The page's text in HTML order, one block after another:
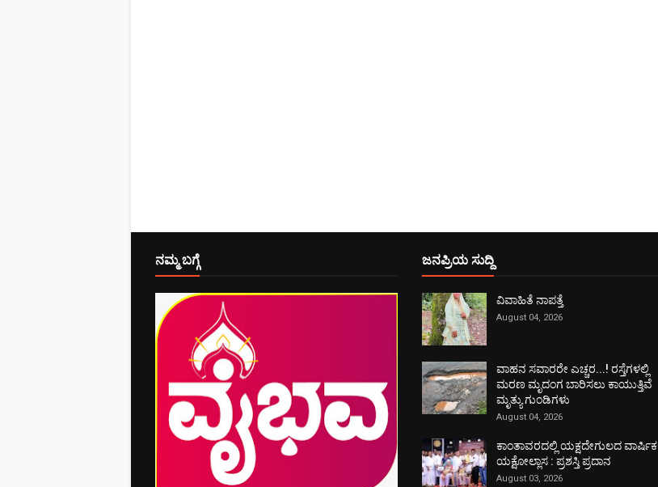
ನಮ್ಮ ಬಗ್ಗೆ ಜನಪ್ರಿಯ ಸುದ್ದಿ
ವಿವಾಹಿತೆ ನಾಪತ್ತೆ
August 04, 2026
ವಾಹನ ಸವಾರರೇ ಎಚ್ಚರ...! ರಸ್ತೆಗಳಲ್ಲಿ
ಮರಣ ಮೃದಂಗ ಬಾರಿಸಲು ಕಾಯುತ್ತಿವೆ
ಮೃತ್ಯು ಗುಂಡಿಗಳು
August 04, 2026
ಕಾಂತಾವರದಲ್ಲಿ ಯಕ್ಷದೇಗುಲದ ವಾರ್ಷಿಕ
ಯಕ್ಷೋಲ್ಲಾಸ : ಪ್ರಶಸ್ತಿ ಪ್ರದಾನ
August 03, 2026